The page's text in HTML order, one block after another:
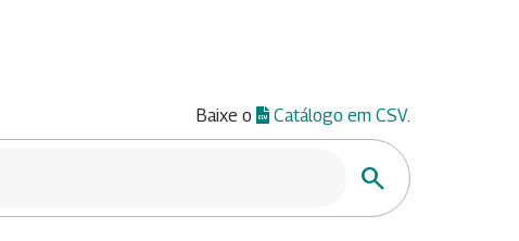
Baixe o Catálogo em CSV.
Buscar